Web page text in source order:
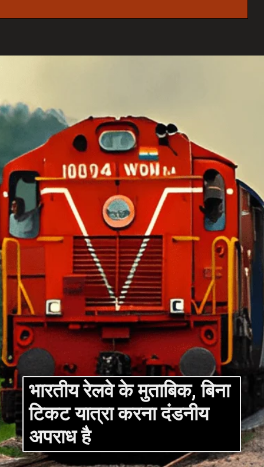
भारतीय रेलवे के मुताबिक, बिना
टिकट यात्रा करना दंडनीय
अपराध है